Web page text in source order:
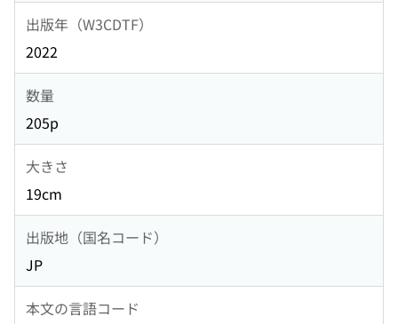
出版年（W3CDTF）
2022
数量
205p
大きさ
19cm
出版地（国名コード）
JP
本文の言語コード